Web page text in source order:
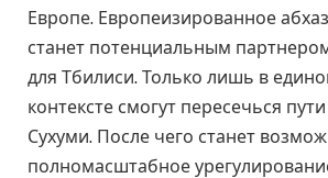
Европе. Европеизированное
станет потенциальным
для Тбилиси. Только лишь в
контексте смогут пересечься
Сухуми. После чего станет
полномасштабное